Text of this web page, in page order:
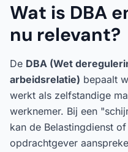
Wat is DBA
nu relevant?
De DBA (Wet
arbeidsrelatie) bepaalt
werkt als zelfstandige
werknemer. Bij een
kan de Belastingdienst
opdrachtgever